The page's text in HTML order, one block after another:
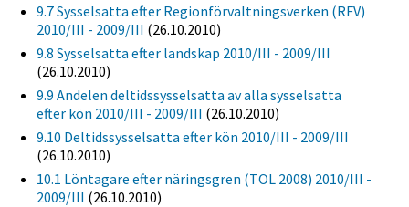
9.7 Sysselsatta efter Regionförvaltningsverken (RFV)
2010/III - 2009/III (26.10.2010)
9.8 Sysselsatta efter landskap 2010/III - 2009/III
(26.10.2010)
9.9 Andelen deltidssysselsatta av alla sysselsatta
efter kön 2010/III - 2009/III (26.10.2010)
9.10 Deltidssysselsatta efter kön 2010/III - 2009/III
(26.10.2010)
10.1 Löntagare efter näringsgren (TOL 2008) 2010/III -
2009/III (26.10.2010)